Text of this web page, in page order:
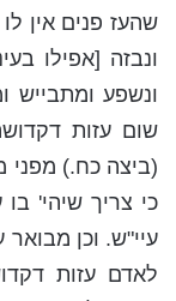
שהעז פנים אין
ונבזה [אפילו
ונשפע ומתבייש
שום עזות
(ביצה כח.) מפני
כי צריך שיהי'
עיי"ש. וכן
לאדם עזות